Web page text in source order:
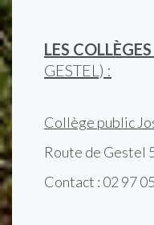
LES COLLÈGES
GESTEL) :
Collège public
Route de Gestel
Contact : 02 97